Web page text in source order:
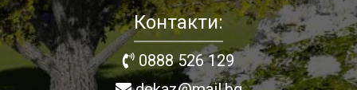
Контакти:
0888 526 129